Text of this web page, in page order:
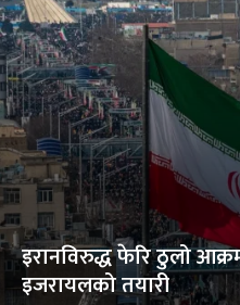
इरानविरुद्ध फेरि ठुलो
इजरायलको तयारी